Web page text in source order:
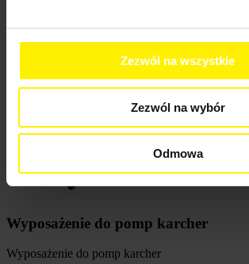
Zezwól na wszystkie
Zezwól na wybór
Odmowa
Wyposażenie do pomp karcher
Wyposażenie do pomp karcher